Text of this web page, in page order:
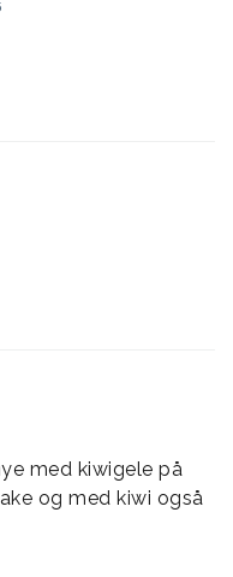
med kiwigele på
og med kiwi også